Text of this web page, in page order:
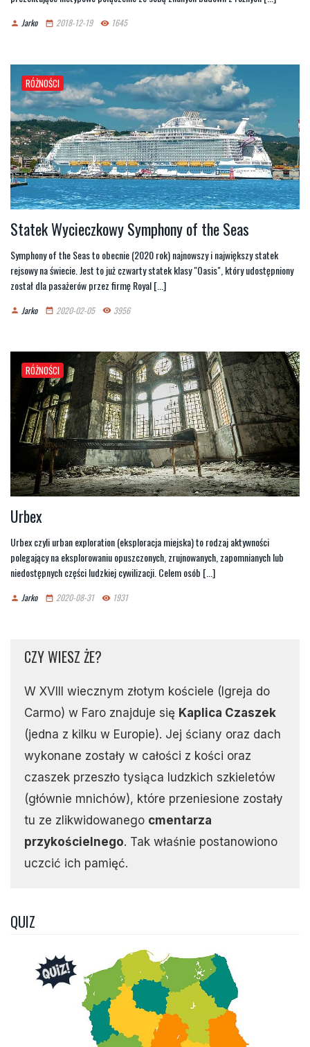
person Jarko date_range 2018-12-19 remove_red_eye 1645
RÓŻNOŚCI
Statek Wycieczkowy Symphony of the Seas
Symphony of the Seas to obecnie (2020 rok) najnowszy i największy statek
rejsowy na świecie. Jest to już czwarty statek klasy "Oasis", który udostępniony
został dla pasażerów przez firmę Royal [...]
person Jarko date_range 2020-02-05 remove_red_eye 3956
RÓŻNOŚCI
Urbex
Urbex czyli urban exploration (eksploracja miejska) to rodzaj aktywności
polegający na eksplorowaniu opuszczonych, zrujnowanych, zapomnianych lub
niedostępnych części ludzkiej cywilizacji. Celem osób [...]
person Jarko date_range 2020-08-31 remove_red_eye 1931
CZY WIESZ ŻE?
W XVIII wiecznym złotym kościele (Igreja do
Carmo) w Faro znajduje się Kaplica Czaszek
(jedna z kilku w Europie). Jej ściany oraz dach
wykonane zostały w całości z kości oraz
czaszek przeszło tysiąca ludzkich szkieletów
(głównie mnichów), które przeniesione zostały
tu ze zlikwidowanego cmentarza
przykościelnego. Tak właśnie postanowiono
uczcić ich pamięć.
QUIZ